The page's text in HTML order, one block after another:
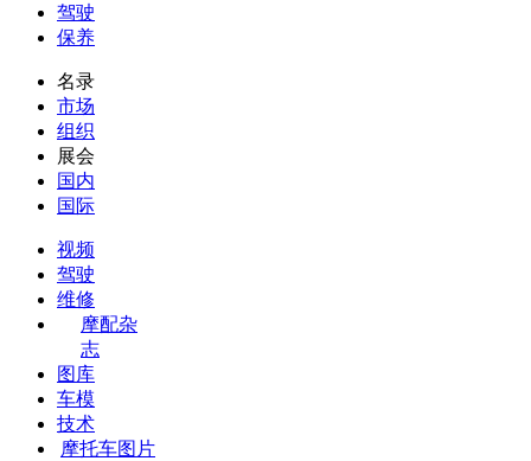
驾驶
保养
名录
市场
组织
展会
国内
国际
视频
驾驶
维修
摩配杂
志
图库
车模
技术
摩托车图片